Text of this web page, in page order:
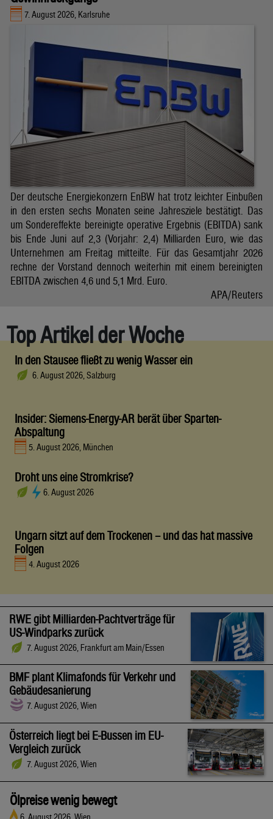
7. August 2026, Karlsruhe
Der deutsche Energiekonzern EnBW hat trotz leichter Einbußen
in den ersten sechs Monaten seine Jahresziele bestätigt. Das
um Sondereffekte bereinigte operative Ergebnis (EBITDA) sank
bis Ende Juni auf 2,3 (Vorjahr: 2,4) Milliarden Euro, wie das
Unternehmen am Freitag mitteilte. Für das Gesamtjahr 2026
rechne der Vorstand dennoch weiterhin mit einem bereinigten
EBITDA zwischen 4,6 und 5,1 Mrd. Euro.
APA/Reuters
Top Artikel der Woche
In den Stausee fließt zu wenig Wasser ein
6. August 2026, Salzburg
Insider: Siemens-Energy-AR berät über Sparten-
Abspaltung
5. August 2026, München
Droht uns eine Stromkrise?
6. August 2026
Ungarn sitzt auf dem Trockenen – und das hat massive
Folgen
4. August 2026
RWE gibt Milliarden-Pachtverträge für
US-Windparks zurück
7. August 2026, Frankfurt am Main/Essen
BMF plant Klimafonds für Verkehr und
Gebäudesanierung
7. August 2026, Wien
Österreich liegt bei E-Bussen im EU-
Vergleich zurück
7. August 2026, Wien
Ölpreise wenig bewegt